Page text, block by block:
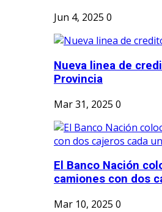
Jun 4, 2025 0
Nueva linea de
Provincia
Mar 31, 2025 0
El Banco Nación
camiones con dos
Mar 10, 2025 0